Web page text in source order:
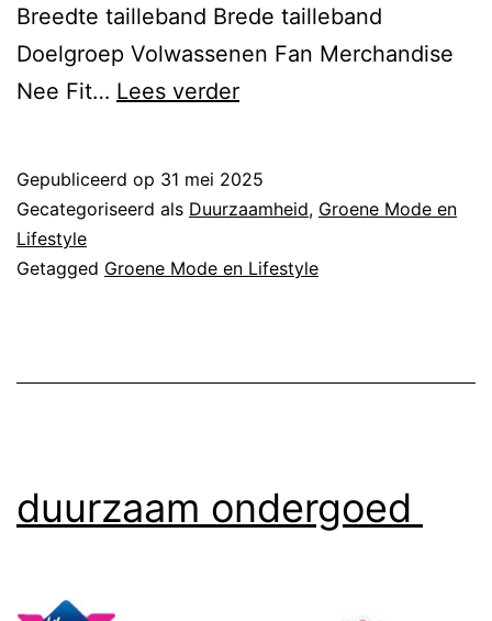
Breedte tailleband Brede tailleband
Doelgroep Volwassenen Fan Merchandise
Nee Fit… Lees verderduurzaam
Gepubliceerd op 31 mei 2025
Gecategoriseerd als Duurzaamheid, Groene Mode en
Lifestyle
Getagged Groene Mode en Lifestyle
duurzaam ondergoed